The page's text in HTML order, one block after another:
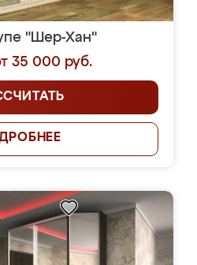
"Шер-Хан"
35 000 руб.